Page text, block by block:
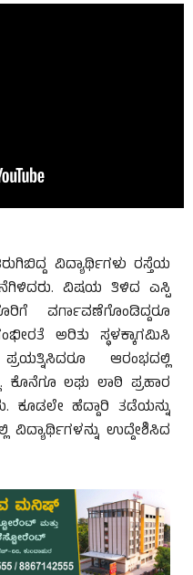
ವಿದ್ಯಾರ್ಥಿಗಳು ರಸ್ತೆಯ
ವಿಷಯ ತಿಳಿದ ಎಸ್ಪಿ
ವರ್ಗಾವಣೆಗೊಂಡಿದ್ದರೂ
ಅರಿತು ಸ್ಥಳಕ್ಕಾಗಮಿಸಿ
ಆರಂಭದಲ್ಲಿ
ಕೊನೆಗೂ ಲಘು ಲಾಠಿ ಪ್ರಹಾರ
ಕೂಡಲೇ ಹೆದ್ದಾರಿ ತಡೆಯನ್ನು
ಉದ್ದೇಶಿಸಿದ